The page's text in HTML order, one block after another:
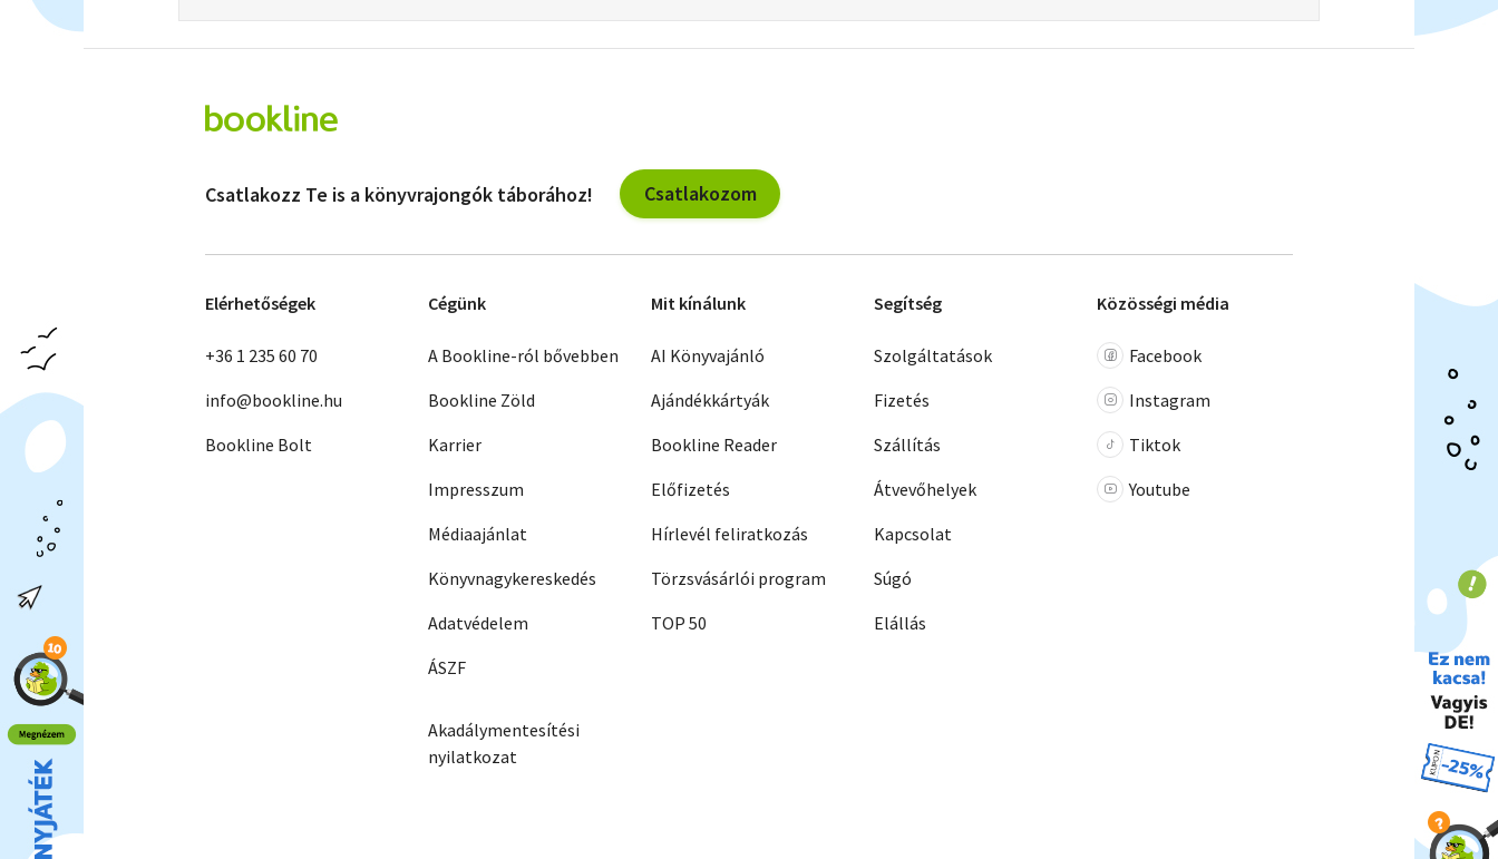
Csatlakozz Te is a könyvrajongók táborához! Csatlakozom
Elérhetőségek
+36 1 235 60 70
info@bookline.hu
Bookline Bolt
Cégünk
A Bookline-ról bővebben
Bookline Zöld
Karrier
Impresszum
Médiaajánlat
Könyvnagykereskedés
Adatvédelem
ÁSZF
Akadálymentesítési
nyilatkozat
Mit kínálunk
AI Könyvajánló
Ajándékkártyák
Bookline Reader
Előfizetés
Hírlevél feliratkozás
Törzsvásárlói program
TOP 50
Segítség
Szolgáltatások
Fizetés
Szállítás
Átvevőhelyek
Kapcsolat
Súgó
Elállás
Közösségi média
Facebook
Instagram
Tiktok
Youtube